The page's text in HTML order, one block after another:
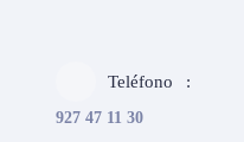
Teléfono
927 47 11 30